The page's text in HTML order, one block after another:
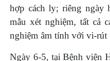
hợp cách ly; riêng ngày
mẫu xét nghiệm, tất cả
nghiệm âm tính với vi-rút
Ngày 6-5, tại Bệnh viện